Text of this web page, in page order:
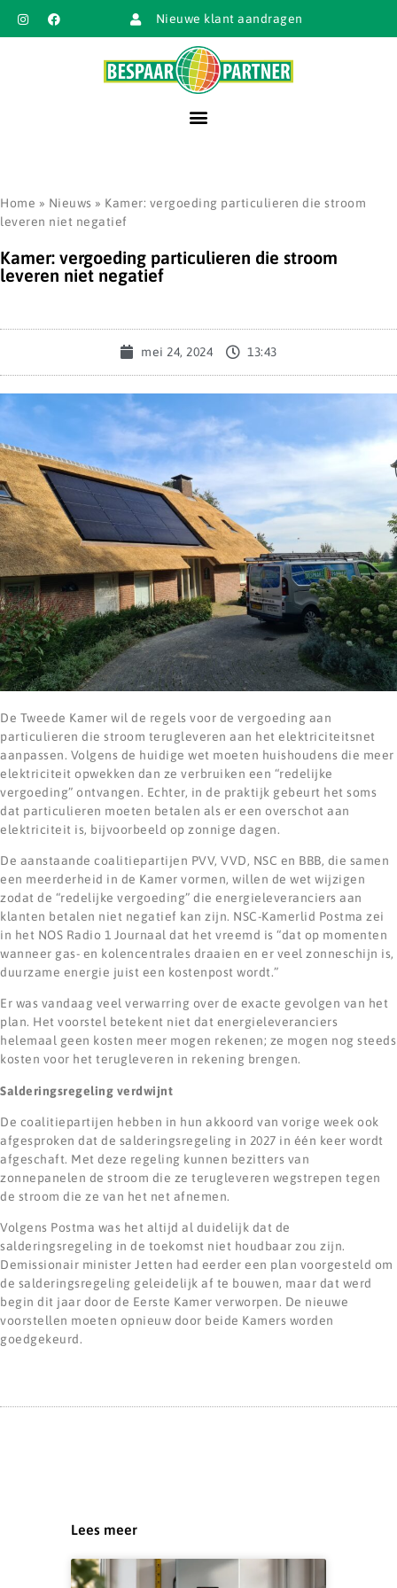
Nieuwe klant aandragen
Home » Nieuws » Kamer: vergoeding particulieren die stroom
leveren niet negatief
Kamer: vergoeding particulieren die stroom
leveren niet negatief
mei 24, 2024 13:43
De Tweede Kamer wil de regels voor de vergoeding aan
particulieren die stroom terugleveren aan het elektriciteitsnet
aanpassen. Volgens de huidige wet moeten huishoudens die meer
elektriciteit opwekken dan ze verbruiken een “redelijke
vergoeding” ontvangen. Echter, in de praktijk gebeurt het soms
dat particulieren moeten betalen als er een overschot aan
elektriciteit is, bijvoorbeeld op zonnige dagen.
De aanstaande coalitiepartijen PVV, VVD, NSC en BBB, die samen
een meerderheid in de Kamer vormen, willen de wet wijzigen
zodat de “redelijke vergoeding” die energieleveranciers aan
klanten betalen niet negatief kan zijn. NSC-Kamerlid Postma zei
in het NOS Radio 1 Journaal dat het vreemd is “dat op momenten
wanneer gas- en kolencentrales draaien en er veel zonneschijn is,
duurzame energie juist een kostenpost wordt.”
Er was vandaag veel verwarring over de exacte gevolgen van het
plan. Het voorstel betekent niet dat energieleveranciers
helemaal geen kosten meer mogen rekenen; ze mogen nog steeds
kosten voor het terugleveren in rekening brengen.
Salderingsregeling verdwijnt
De coalitiepartijen hebben in hun akkoord van vorige week ook
afgesproken dat de salderingsregeling in 2027 in één keer wordt
afgeschaft. Met deze regeling kunnen bezitters van
zonnepanelen de stroom die ze terugleveren wegstrepen tegen
de stroom die ze van het net afnemen.
Volgens Postma was het altijd al duidelijk dat de
salderingsregeling in de toekomst niet houdbaar zou zijn.
Demissionair minister Jetten had eerder een plan voorgesteld om
de salderingsregeling geleidelijk af te bouwen, maar dat werd
begin dit jaar door de Eerste Kamer verworpen. De nieuwe
voorstellen moeten opnieuw door beide Kamers worden
goedgekeurd.
Lees meer